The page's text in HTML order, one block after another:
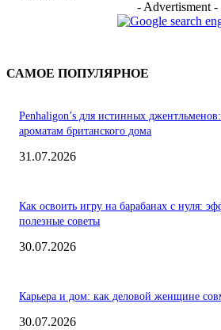
- Advertisment -
САМОЕ ПОПУЛЯРНОЕ
Penhaligon’s для истинных
ароматам британского дома
31.07.2026
Как освоить игру на барабанах с нуля:
полезные советы
30.07.2026
Карьера и дом: как деловой женщине
30.07.2026